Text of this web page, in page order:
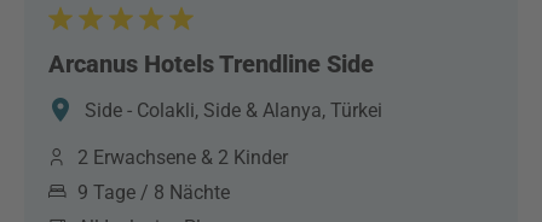
Arcanus Hotels Trendline Side
Side - Colakli, Side & Alanya, Türkei
2 Erwachsene & 2 Kinder
9 Tage / 8 Nächte